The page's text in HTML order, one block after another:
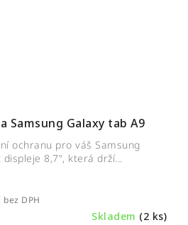
Samsung Galaxy tab A9
Skladem (2 ks)
bez DPH
ochranu pro váš Samsung
8,7", která drží...